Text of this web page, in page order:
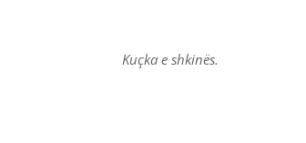
Kuçka e shkinës.